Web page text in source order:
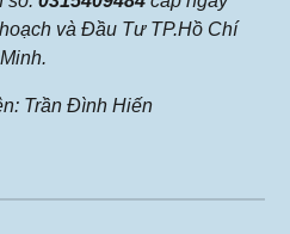
và Đầu Tư TP.Hồ Chí
Minh.
Trần Đình Hiến